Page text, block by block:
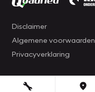
Disclaimer
Algemene voorwaarden
Privacyverklaring